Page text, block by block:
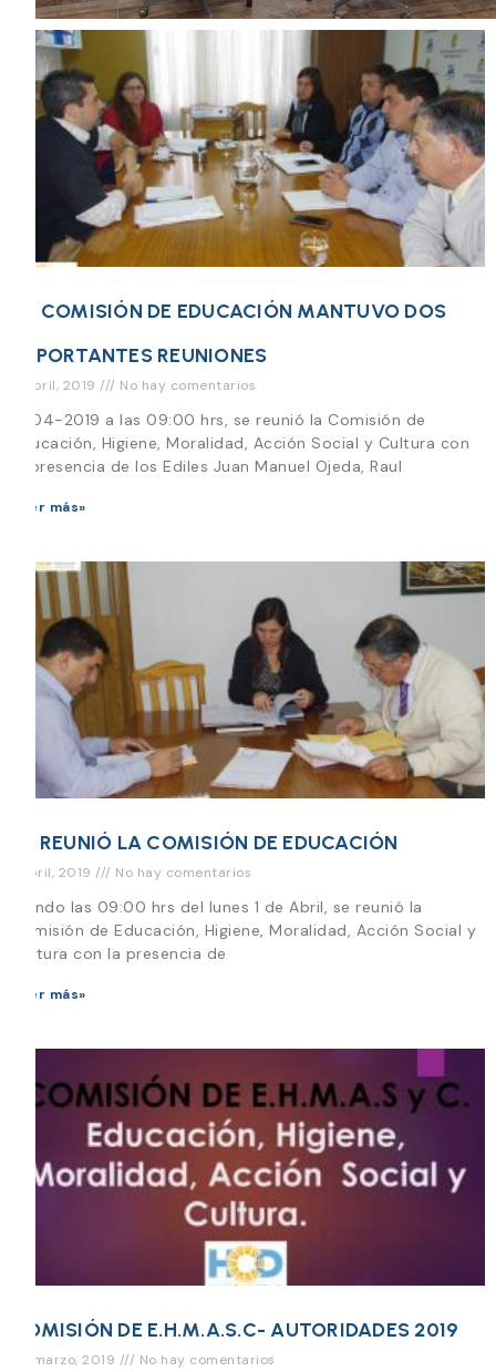
LA COMISIÓN DE EDUCACIÓN MANTUVO DOS
IMPORTANTES REUNIONES
8 abril, 2019 No hay comentarios
8-04-2019 a las 09:00 hrs, se reunió la Comisión de
Educación, Higiene, Moralidad, Acción Social y Cultura con
la presencia de los Ediles Juan Manuel Ojeda, Raul
Leer más»
SE REUNIÓ LA COMISIÓN DE EDUCACIÓN
1 abril, 2019 No hay comentarios
Siendo las 09:00 hrs del lunes 1 de Abril, se reunió la
Comisión de Educación, Higiene, Moralidad, Acción Social y
Cultura con la presencia de
Leer más»
COMISIÓN DE E.H.M.A.S.C- AUTORIDADES 2019
26 marzo, 2019 No hay comentarios